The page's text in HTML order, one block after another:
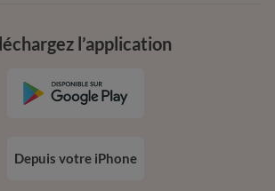
l’application
Depuis votre iPhone